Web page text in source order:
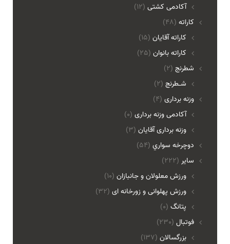
آکادمی کشتی (12)
(48) کاراته
کاراته آقایان (15)
کاراته بانوان (25)
(2) شطرنج
شـطرنج (2)
(4) وزنه برداری
آکادمی وزنه برداری (0)
وزنه برداری آقایان (3)
(54) دوچرخه سواري
(222) ساير
ورزش معلولان و جانبازان (10)
ورزش پهلوانی و زورخانه ای (32)
پتانگ (0)
(230) فوتبال
بزرگسالان (137)